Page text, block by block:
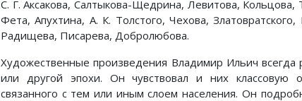
С. Г. Аксакова, Салтыкова-Щедрина, Левитова, Кольцова,
Фета, Апухтина, А. К. Толстого, Чехова,
Радищева, Писарева, Добролюбова.
Художественные произведения Владимир Ильич всегда
или другой эпохи. Он чувствовал и них классовую
связанного с тем или иным слоем населения. Он